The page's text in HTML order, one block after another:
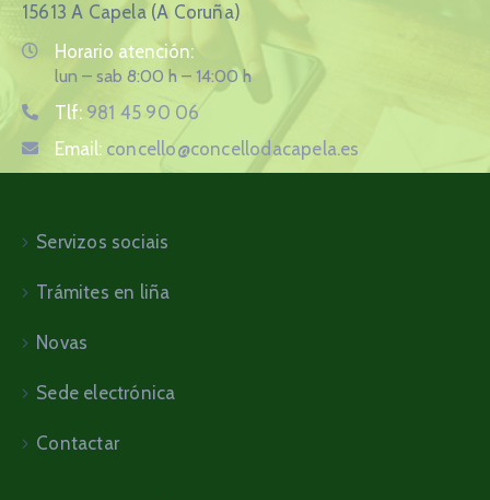
15613 A Capela (A Coruña)
Horario atención:
lun – sab 8:00 h – 14:00 h
Tlf: 981 45 90 06
Email: concello@concellodacapela.es
Servizos sociais
Trámites en liña
Novas
Sede electrónica
Contactar